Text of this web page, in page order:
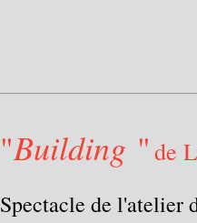
"Building " de
Spectacle de l'atelier